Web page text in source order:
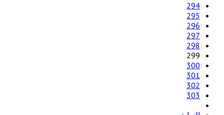
294
295
296
297
298
299
300
301
302
303